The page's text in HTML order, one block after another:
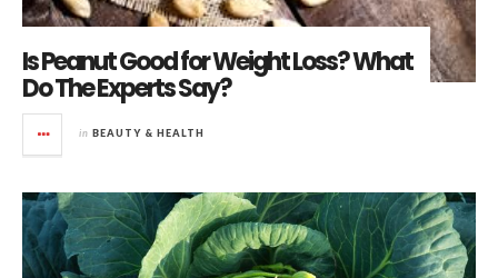
Is Peanut Good for Weight Loss? What
Do The Experts Say?
in BEAUTY & HEALTH